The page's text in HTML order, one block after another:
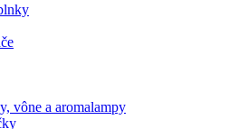
vône a aromalampy